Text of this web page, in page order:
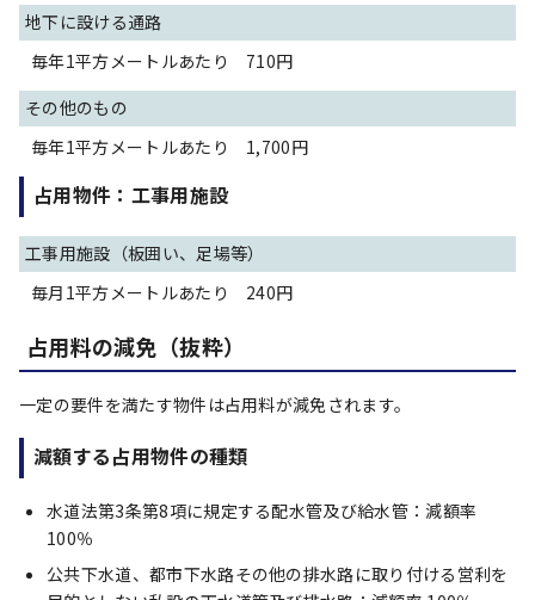
地下に設ける通路
毎年1平方メートルあたり 710円
その他のもの
毎年1平方メートルあたり 1,700円
占用物件：工事用施設
工事用施設（板囲い、足場等）
毎月1平方メートルあたり 240円
占用料の減免（抜粋）
一定の要件を満たす物件は占用料が減免されます。
減額する占用物件の種類
水道法第3条第8項に規定する配水管及び給水管：減額率
100％
公共下水道、都市下水路その他の排水路に取り付ける営利を